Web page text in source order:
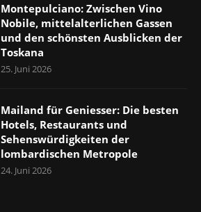
Montepulciano: Zwischen Vino
Nobile, mittelalterlichen Gassen
und den schönsten Ausblicken der
Toskana
25. Juni 2026
Mailand für Geniesser: Die besten
Hotels, Restaurants und
Sehenswürdigkeiten der
lombardischen Metropole
24. Juni 2026